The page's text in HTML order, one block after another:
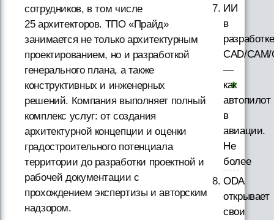
сотрудников, в том числе
25 архитекторов. ТПО «Прайд»
занимается не только архитектурным
проектированием, но и разработкой
генерального плана, а также
конструктивных и инженерных
решений. Компания выполняет полный
комплекс услуг: от создания
архитектурной концепции и оценки
градостроительного потенциала
территории до разработки проектной и
рабочей документации с
прохождением экспертизы и авторским
надзором.
ИИ
в
разработке
CAD/
—
как
автопилот
в
авиации.
Не
более
ODA
открывает
свои